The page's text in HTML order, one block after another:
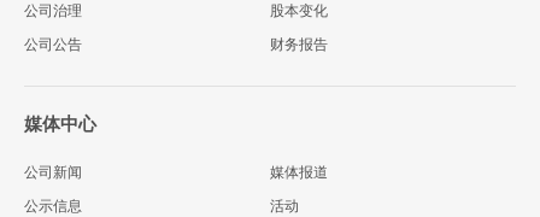
公司治理
股本变化
公司公告
财务报告
媒体中心
公司新闻
媒体报道
公示信息
活动